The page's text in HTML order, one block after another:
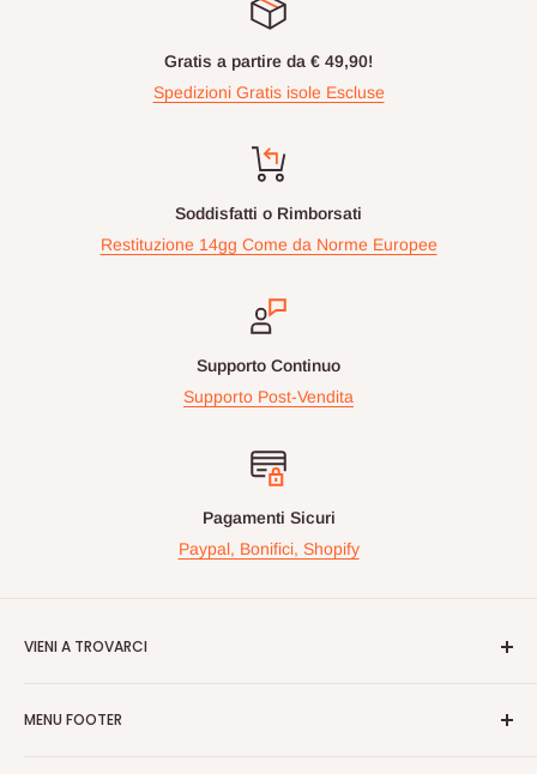
Gratis a partire da € 49,90!
Spedizioni Gratis isole Escluse
Soddisfatti o Rimborsati
Restituzione 14gg Come da Norme Europee
Supporto Continuo
Supporto Post-Vendita
Pagamenti Sicuri
Paypal, Bonifici, Shopify
VIENI A TROVARCI
Nelle maggiori fiere Geek/Fumetti/Videogiochi, Italiane ed
MENU FOOTER